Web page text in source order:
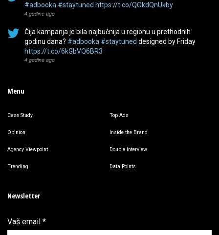
#adbooka #staytuned https://t.co/QOkdQnUkby
4 godine ago
Čija kampanja je bila najbučnija u regionu u prethodnih
godinu dana? #adbooka #staytuned designed by Friday
https://t.co/6kGbVQ6BR3
4 godine ago
Menu
Case Study Top Ads
Opinion Inside the Brand
Agency Viewpoint Double Interview
Trending Data Points
Newsletter
Vaš email *